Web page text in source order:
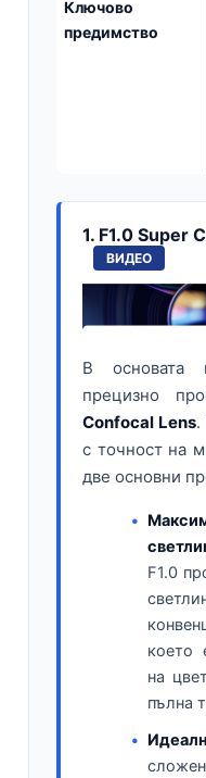
Ключово
предимство
1. F1.0 Super
ВИДЕО
В основата
прецизно
Confocal Lens.
с точност на
две основни
F1.0
което
на
пълна